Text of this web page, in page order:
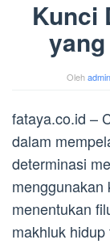
Kunci
Oleh
fataya.co.id –
dalam
determinasi
menggunakan
menentukan
makhluk hidup